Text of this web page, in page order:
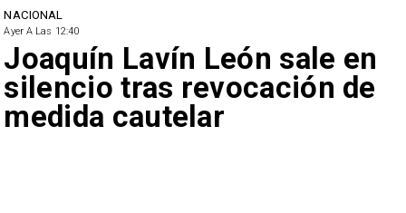
NACIONAL
Ayer A Las 12:40
Joaquín Lavín León sale en
silencio tras revocación de
medida cautelar